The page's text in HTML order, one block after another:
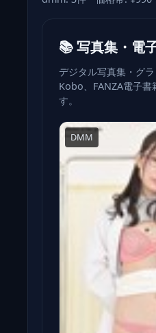
📚 写真集・電
デジタル写真集・グ
Kobo、FANZA電子書
す。
DMM